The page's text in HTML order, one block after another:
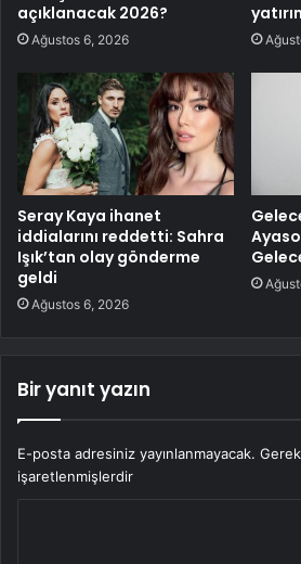
açıklanacak 2026?
Ağustos 6, 2026
Seray Kaya ihanet
iddialarını reddetti: Sahra
Işık’tan olay gönderme
geldi
Ağustos 6, 2026
Bir yanıt yazın
E-posta adresiniz yayınlanmayacak.
işaretlenmişlerdir